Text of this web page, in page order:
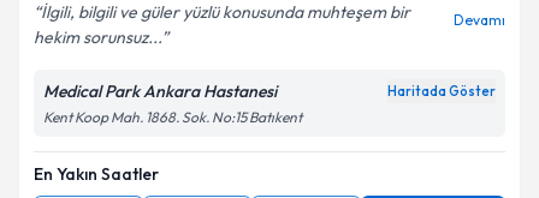
İlgili, bilgili ve güler yüzlü konusunda muhteşem bir
hekim sorunsuz...
Devamı
Medical Park Ankara Hastanesi Haritada Göster
Kent Koop Mah. 1868. Sok. No:15 Batıkent
En Yakın Saatler